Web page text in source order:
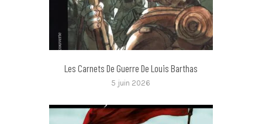
Les Carnets De Guerre De Louis Barthas
5 juin 2026